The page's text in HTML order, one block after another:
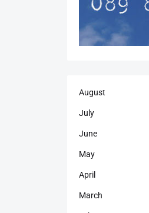
August
July
June
May
April
March